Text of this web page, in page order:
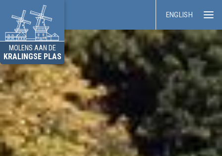
MOLENS AAN DE
KRALINGSE PLAS
ENGLISH